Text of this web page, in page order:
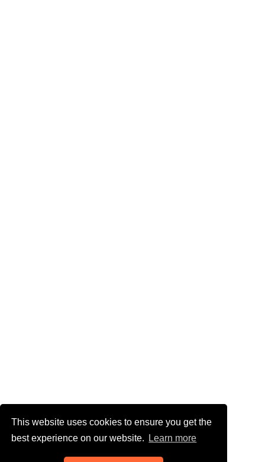
This website uses cookies to ensure you get the
best experience on our website.
Learn more